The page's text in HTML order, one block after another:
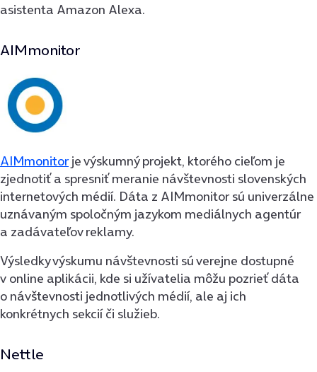
asistenta Amazon Alexa.
AIMmonitor
AIMmonitorje výskumný projekt, ktorého cieľom je
zjednotiť a spresniť meranie návštevnosti slovenských
internetových médií. Dáta z AIMmonitor sú univerzálne
uznávaným spoločným jazykom mediálnych agentúr
a zadávateľov reklamy.
Výsledky výskumu návštevnosti sú verejne dostupné
v online aplikácii, kde si užívatelia môžu pozrieť dáta
o návštevnosti jednotlivých médií, ale aj ich
konkrétnych sekcií či služieb.
Nettle